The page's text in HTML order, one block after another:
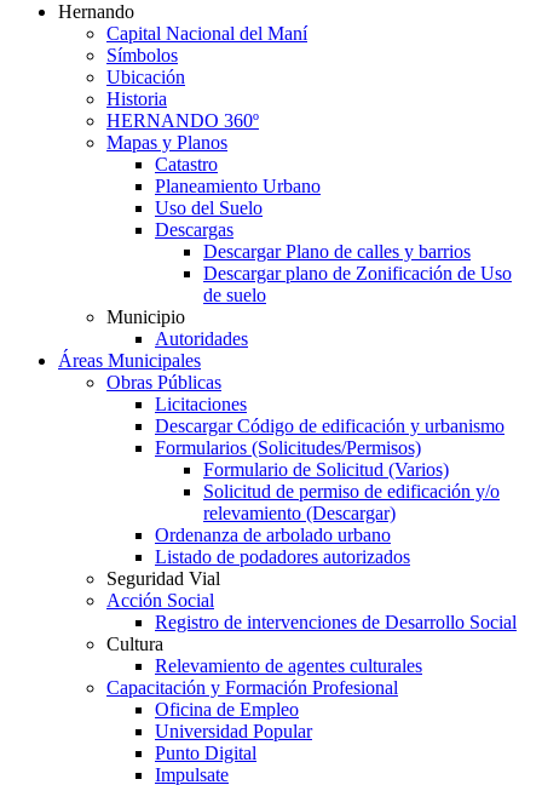
Hernando
Capital Nacional del Maní
Símbolos
Ubicación
Historia
HERNANDO 360º
Mapas y Planos
Catastro
Planeamiento Urbano
Uso del Suelo
Descargas
Descargar Plano de calles y barrios
Descargar plano de Zonificación de Uso
de suelo
Municipio
Autoridades
Áreas Municipales
Obras Públicas
Licitaciones
Descargar Código de edificación y urbanismo
Formularios (Solicitudes/Permisos)
Formulario de Solicitud (Varios)
Solicitud de permiso de edificación y/o
relevamiento (Descargar)
Ordenanza de arbolado urbano
Listado de podadores autorizados
Seguridad Vial
Acción Social
Registro de intervenciones de Desarrollo Social
Cultura
Relevamiento de agentes culturales
Capacitación y Formación Profesional
Oficina de Empleo
Universidad Popular
Punto Digital
Impulsate